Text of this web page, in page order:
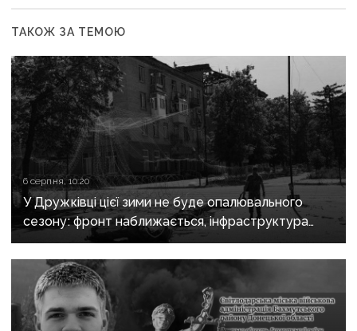
ТАКОЖ ЗА ТЕМОЮ
6 серпня, 10:20
У Дружківці цієї зими не буде опалювального
сезону: фронт наближається, інфраструктура
критично зруйнована